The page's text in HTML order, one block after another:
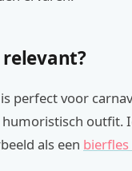
perfect voor
outfit.
als een